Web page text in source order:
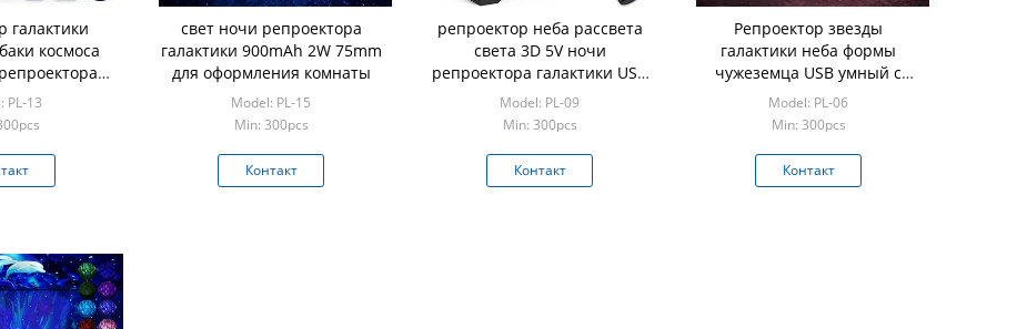
галактики
космоса
29cm для
моментов
PL-13
свет ночи репроектора
галактики 900mAh 2W 75mm
для оформления комнаты
Model: PL-15
Min: 300pcs
Контакт
репроектор неба рассвета
света 3D 5V ночи
репроектора галактики USB
2700K звездный
Model: PL-09
Min: 300pcs
Контакт
Репроектор звезды
галактики неба формы
чужеземца USB умный с
дистанционным
управлением
Model: PL-06
Min: 300pcs
Контакт